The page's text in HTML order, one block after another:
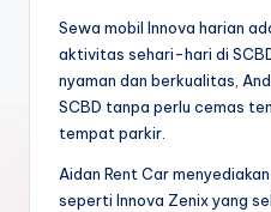
Sewa mobil Innova harian
aktivitas sehari-hari di
nyaman dan berkualitas,
SCBD tanpa perlu cemas
tempat parkir.
Aidan Rent Car
seperti Innova Zenix yang